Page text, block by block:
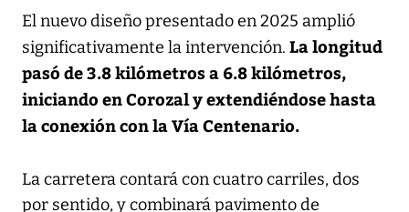
El nuevo diseño presentado en 2025 amplió
significativamente la intervención. La longitud
pasó de 3.8 kilómetros a 6.8 kilómetros,
iniciando en Corozal y extendiéndose hasta
la conexión con la Vía Centenario.
La carretera contará con cuatro carriles, dos
por sentido, y combinará pavimento de